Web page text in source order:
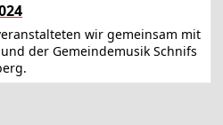
wir gemeinsam mit
der Gemeindemusik Schnifs